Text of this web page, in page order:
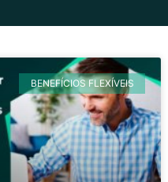
BENEFÍCIOS FLEXÍVEIS